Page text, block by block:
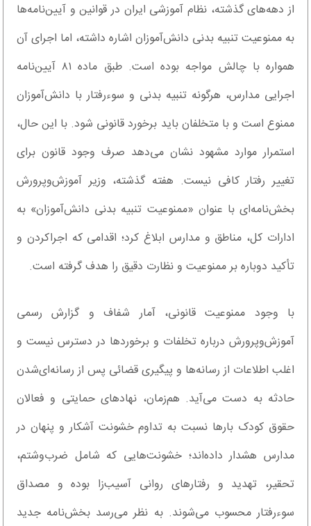
از دهه‌های گذشته، نظام آموزشی ایران در قوانین و آیین‌نامه‌ها
به ممنوعیت تنبیه بدنی دانش‌آموزان اشاره داشته، اما اجرای آن
همواره با چالش مواجه بوده است. طبق ماده ۸۱ آیین‌نامه
اجرایی مدارس، هرگونه تنبیه بدنی و سوءرفتار با دانش‌آموزان
ممنوع است و با متخلفان باید برخورد قانونی شود. با این حال،
استمرار موارد مشهود نشان می‌دهد صرف وجود قانون برای
تغییر رفتار کافی نیست. هفته گذشته، وزیر آموزش‌وپرورش
بخش‌نامه‌ای با عنوان «ممنوعیت تنبیه بدنی دانش‌آموزان» به
ادارات کل، مناطق و مدارس ابلاغ کرد؛ اقدامی که اجرا‌کردن و
تأکید دوباره بر ممنوعیت و نظارت دقیق را هدف گرفته است.
با وجود ممنوعیت قانونی، آمار شفاف و گزارش رسمی
آموزش‌وپرورش درباره تخلفات و برخورد‌ها در دسترس نیست و
اغلب اطلاعات از رسانه‌ها و پیگیری قضائی پس از رسانه‌ای‌شدن
حادثه به دست می‌آید. هم‌زمان، نهاد‌های حمایتی و فعالان
حقوق کودک بار‌ها نسبت به تداوم خشونت آشکار و پنهان در
مدارس هشدار داده‌اند؛ خشونت‌هایی که شامل ضرب‌وشتم،
تحقیر، تهدید و رفتار‌های روانی آسیب‌زا بوده و مصداق
سوءرفتار محسوب می‌شوند. به نظر می‌رسد بخش‌نامه جدید